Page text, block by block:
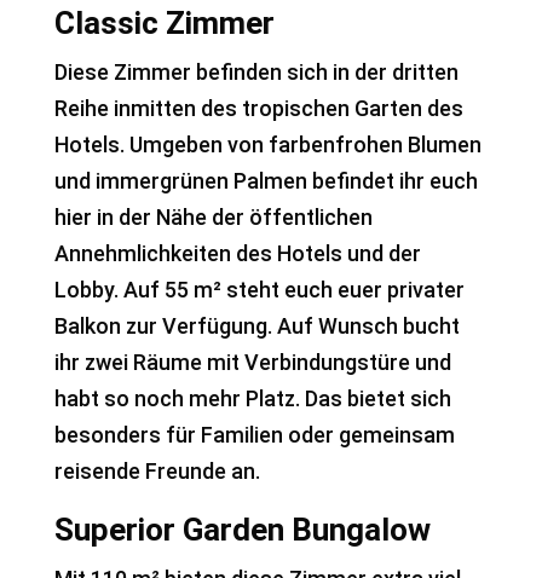
Classic Zimmer
Diese Zimmer befinden sich in der dritten
Reihe inmitten des tropischen Garten des
Hotels. Umgeben von farbenfrohen Blumen
und immergrünen Palmen befindet ihr euch
hier in der Nähe der öffentlichen
Annehmlichkeiten des Hotels und der
Lobby. Auf 55 m² steht euch euer privater
Balkon zur Verfügung. Auf Wunsch bucht
ihr zwei Räume mit Verbindungstüre und
habt so noch mehr Platz. Das bietet sich
besonders für Familien oder gemeinsam
reisende Freunde an.
Superior Garden Bungalow